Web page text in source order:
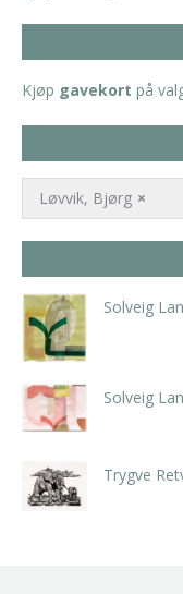
Kjøp gavekort på
×
Løvvik, Bjørg
Solveig
Solveig
Trygve